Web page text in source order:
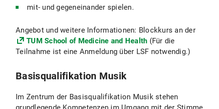
mit- und gegeneinander spielen.
Angebot und weitere Informationen: Blockkurs an der
TUM School of Medicine and Health (Für die
Teilnahme ist eine Anmeldung über LSF notwendig.)
Basisqualifikation Musik
Im Zentrum der Basisqualifikation Musik stehen